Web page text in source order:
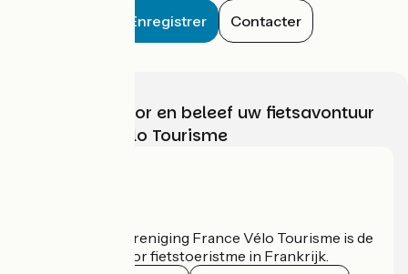
Enregistrer Contacter
Kies, bereid voor en beleef uw fietsavontuur
met France Vélo Tourisme
De nationale vereniging France Vélo Tourisme is de
officiële gids voor fietstoeristme in Frankrijk.